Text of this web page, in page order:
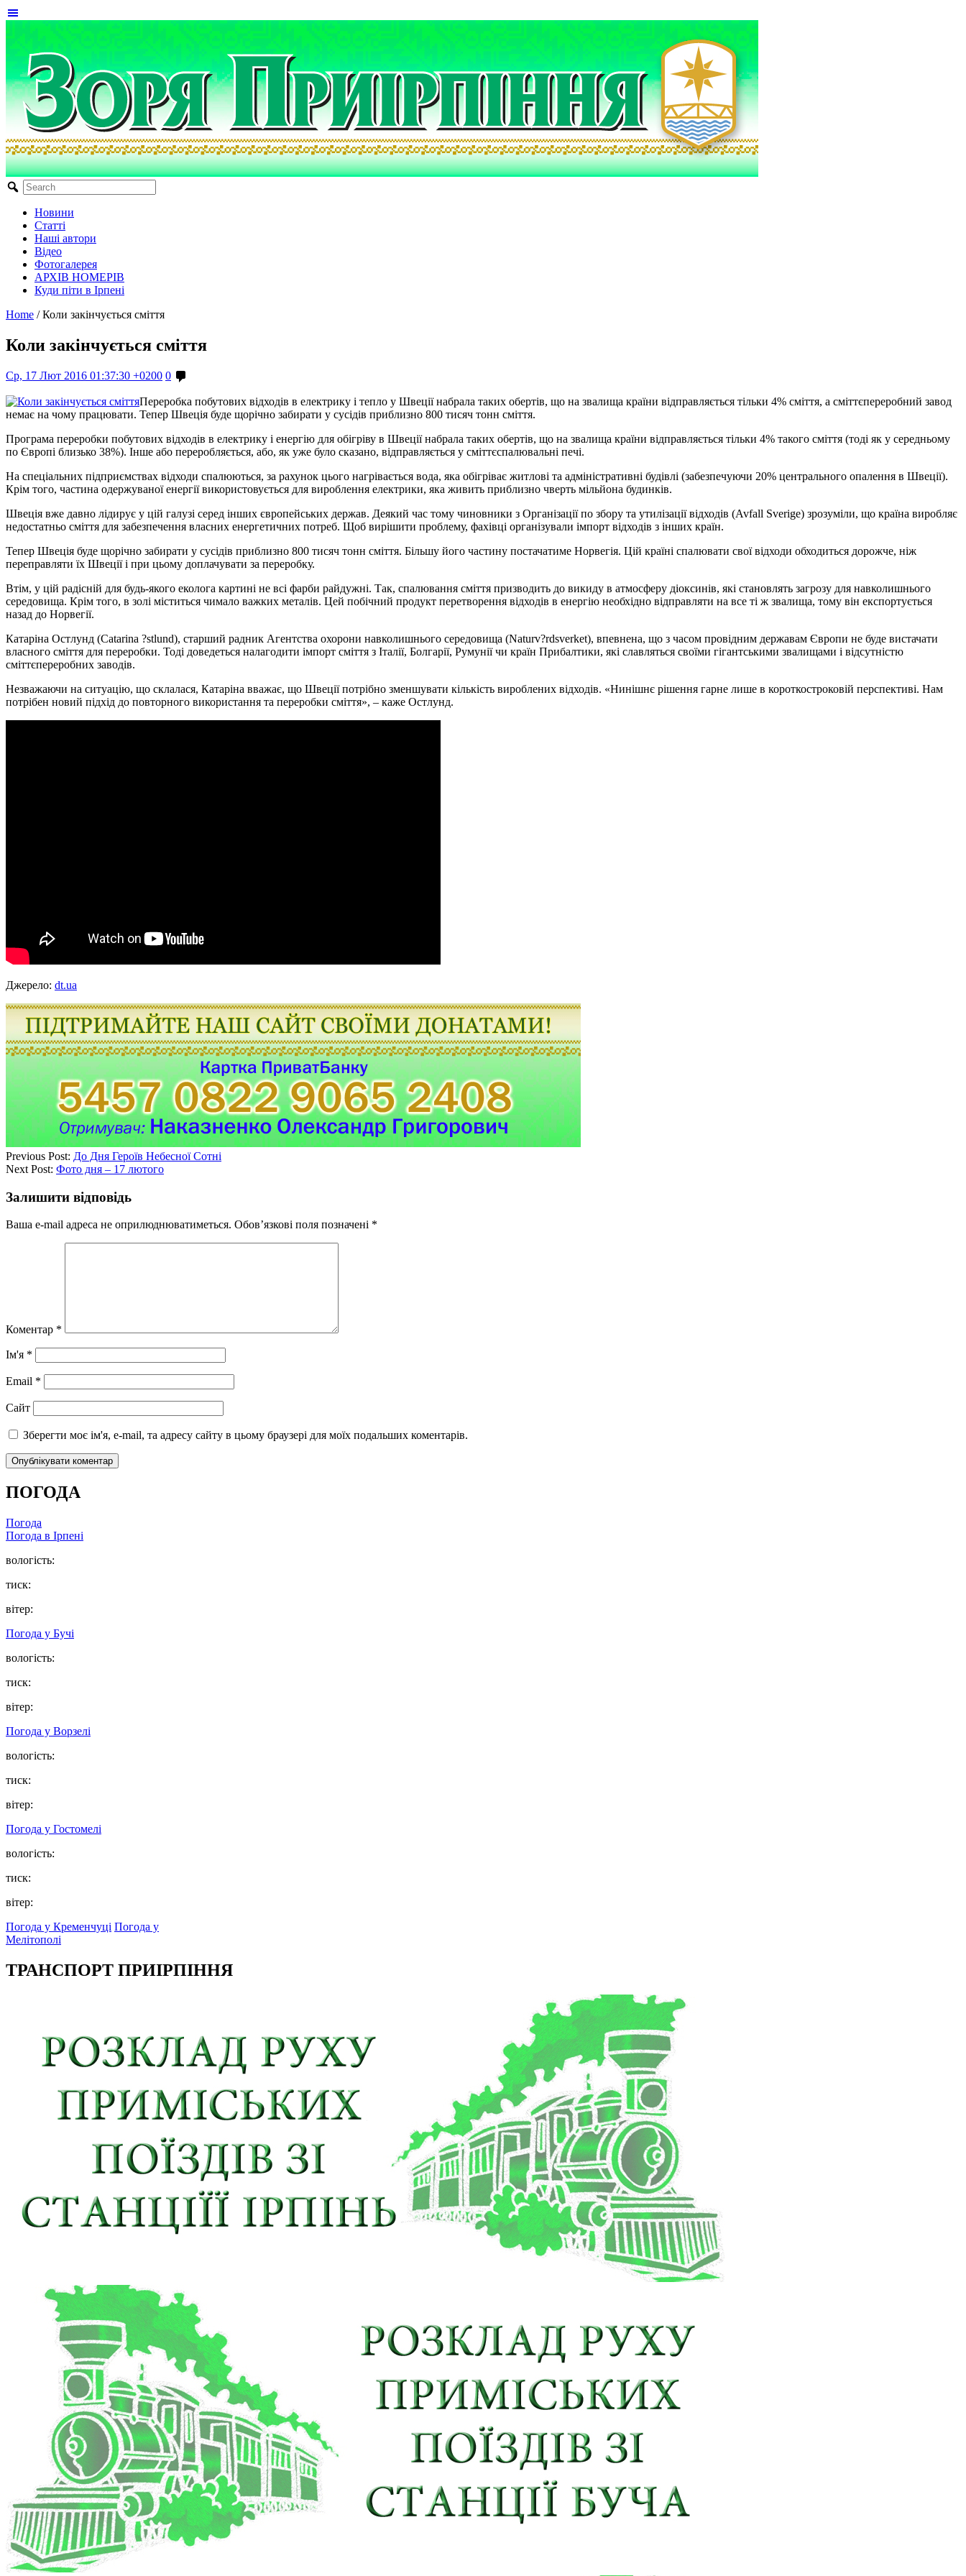
Новини
Статті
Наші автори
Відео
Фотогалерея
АРХІВ НОМЕРІВ
Куди піти в Ірпені
Home / Коли закінчується сміття
Коли закінчується сміття
Ср, 17 Лют 2016 01:37:30 +0200 0
Переробка побутових відходів в електрику і тепло у Швеції набрала таких обертів, що на звалища країни відправляється тільки 4% сміття, а сміттєпереробний завод
немає на чому працювати. Тепер Швеція буде щорічно забирати у сусідів приблизно 800 тисяч тонн сміття.
Програма переробки побутових відходів в електрику і енергію для обігріву в Швеції набрала таких обертів, що на звалища країни відправляється тільки 4% такого сміття (тоді як у середньому
по Європі близько 38%). Інше або переробляється, або, як уже було сказано, відправляється у сміттєспалювальні печі.
На спеціальних підприємствах відходи спалюються, за рахунок цього нагрівається вода, яка обігріває житлові та адміністративні будівлі (забезпечуючи 20% центрального опалення в Швеції).
Крім того, частина одержуваної енергії використовується для вироблення електрики, яка живить приблизно чверть мільйона будинків.
Швеція вже давно лідирує у цій галузі серед інших європейських держав. Деякий час тому чиновники з Організації по збору та утилізації відходів (Avfall Sverige) зрозуміли, що країна виробляє
недостатньо сміття для забезпечення власних енергетичних потреб. Щоб вирішити проблему, фахівці організували імпорт відходів з інших країн.
Тепер Швеція буде щорічно забирати у сусідів приблизно 800 тисяч тонн сміття. Більшу його частину постачатиме Норвегія. Цій країні спалювати свої відходи обходиться дорожче, ніж
переправляти їх Швеції і при цьому доплачувати за переробку.
Втім, у цій радісній для будь-якого еколога картині не всі фарби райдужні. Так, спалювання сміття призводить до викиду в атмосферу діоксинів, які становлять загрозу для навколишнього
середовища. Крім того, в золі міститься чимало важких металів. Цей побічний продукт перетворення відходів в енергію необхідно відправляти на все ті ж звалища, тому він експортується
назад до Норвегії.
Катаріна Остлунд (Catarina ?stlund), старший радник Агентства охорони навколишнього середовища (Naturv?rdsverket), впевнена, що з часом провідним державам Європи не буде вистачати
власного сміття для переробки. Тоді доведеться налагодити імпорт сміття з Італії, Болгарії, Румунії чи країн Прибалтики, які славляться своїми гігантськими звалищами і відсутністю
сміттєпереробних заводів.
Незважаючи на ситуацію, що склалася, Катаріна вважає, що Швеції потрібно зменшувати кількість вироблених відходів. «Нинішнє рішення гарне лише в короткостроковій перспективі. Нам
потрібен новий підхід до повторного використання та переробки сміття», – каже Остлунд.
Джерело: dt.ua
Previous Post: До Дня Героїв Небесної Сотні
Next Post: Фото дня – 17 лютого
Залишити відповідь
Ваша e-mail адреса не оприлюднюватиметься. Обов’язкові поля позначені *
Коментар *
Ім'я *
Email *
Сайт
Зберегти моє ім'я, e-mail, та адресу сайту в цьому браузері для моїх подальших коментарів.
ПОГОДА
Погода
Погода в Ірпені
вологість:
тиск:
вітер:
Погода у Бучі
вологість:
тиск:
вітер:
Погода у Ворзелі
вологість:
тиск:
вітер:
Погода у Гостомелі
вологість:
тиск:
вітер:
Погода у Кременчуці Погода у
Мелітополі
ТРАНСПОРТ ПРИІРПІННЯ